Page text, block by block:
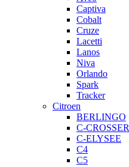
Captiva
Cobalt
Cruze
Lacetti
Lanos
Niva
Orlando
Spark
Tracker
Citroen
BERLINGO
C-CROSSER
C-ELYSEE
C4
C5